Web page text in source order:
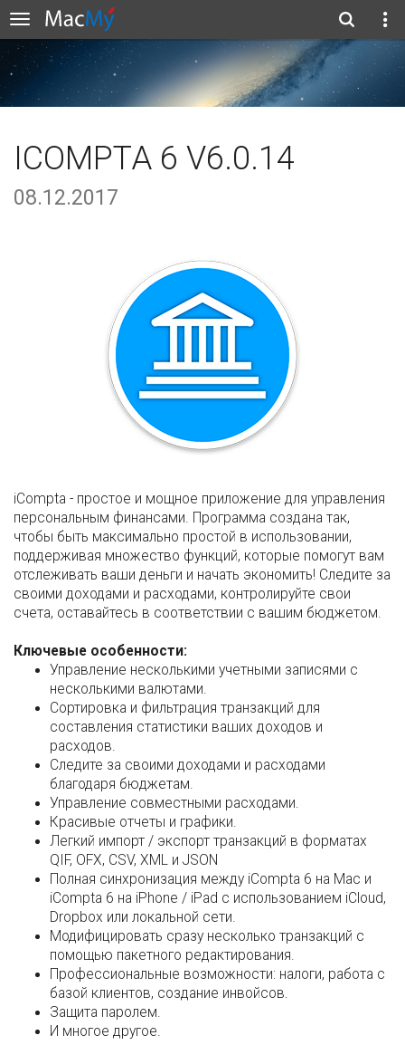
ICOMPTA 6 V6.0.14
08.12.2017
iCompta - простое и мощное приложение для управления
персональным финансами. Программа создана так,
чтобы быть максимально простой в использовании,
поддерживая множество функций, которые помогут вам
отслеживать ваши деньги и начать экономить! Следите за
своими доходами и расходами, контролируйте свои
счета, оставайтесь в соответствии с вашим бюджетом.
Ключевые особенности:
Управление несколькими учетными записями с
несколькими валютами.
Сортировка и фильтрация транзакций для
составления статистики ваших доходов и
расходов.
Следите за своими доходами и расходами
благодаря бюджетам.
Управление совместными расходами.
Красивые отчеты и графики.
Легкий импорт / экспорт транзакций в форматах
QIF, OFX, CSV, XML и JSON
Полная синхронизация между iCompta 6 на Mac и
iCompta 6 на iPhone / iPad с использованием iCloud,
Dropbox или локальной сети.
Модифицировать сразу несколько транзакций с
помощью пакетного редактирования.
Профессиональные возможности: налоги, работа с
базой клиентов, создание инвойсов.
Защита паролем.
И многое другое.